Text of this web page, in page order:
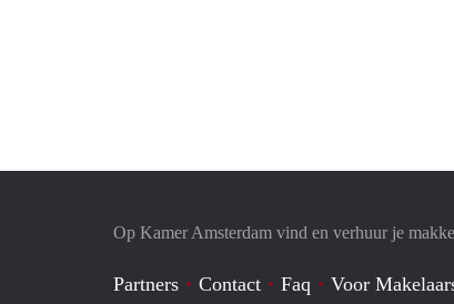
Op Kamer Amsterdam vind en verhuur je
Partners Contact Faq Voor